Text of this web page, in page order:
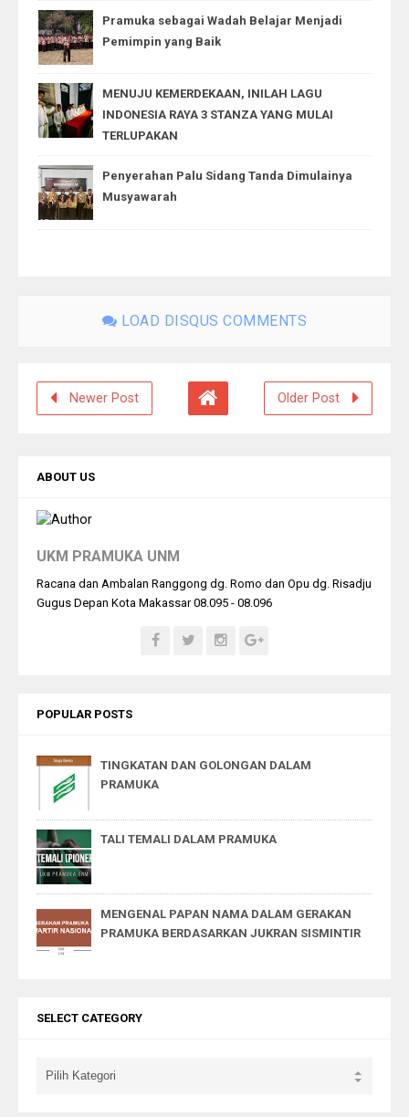
Pramuka sebagai Wadah Belajar Menjadi
Pemimpin yang Baik
MENUJU KEMERDEKAAN, INILAH LAGU
INDONESIA RAYA 3 STANZA YANG MULAI
TERLUPAKAN
Penyerahan Palu Sidang Tanda Dimulainya
Musyawarah
LOAD DISQUS COMMENTS
Newer Post Older Post
ABOUT US
UKM PRAMUKA UNM
Racana dan Ambalan Ranggong dg. Romo dan Opu dg. Risadju
Gugus Depan Kota Makassar 08.095 - 08.096
POPULAR POSTS
TINGKATAN DAN GOLONGAN DALAM
PRAMUKA
TALI TEMALI DALAM PRAMUKA
MENGENAL PAPAN NAMA DALAM GERAKAN
PRAMUKA BERDASARKAN JUKRAN SISMINTIR
SELECT CATEGORY